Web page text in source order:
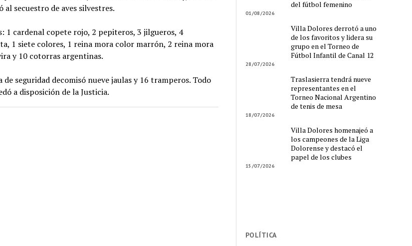
al secuestro de aves silvestres.
1 cardenal copete rojo, 2 pepiteros, 3 jilgueros, 4
1 siete colores, 1 reina mora color marrón, 2 reina mora
y 10 cotorras argentinas.
de seguridad decomisó nueve jaulas y 16 tramperos. Todo
a disposición de la Justicia.
del fútbol femenino
01/08/2026
Villa Dolores derrotó a uno
de los favoritos y lidera su
grupo en el Torneo de
Fútbol Infantil de Canal 12
28/07/2026
Traslasierra tendrá nueve
representantes en el
Torneo Nacional Argentino
de tenis de mesa
18/07/2026
Villa Dolores homenajeó a
los campeones de la Liga
Dolorense y destacó el
papel de los clubes
15/07/2026
POLÍTICA